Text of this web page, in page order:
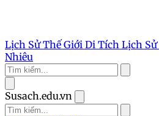
Lịch Sử Thế Giới Di Tích Lịch Sử
Nhiêu
Susach.edu.vn